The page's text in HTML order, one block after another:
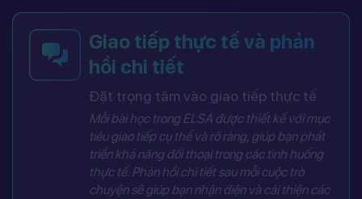
Giao tiếp thực tế và phản
hồi chi tiết
Đặt trọng tâm vào giao tiếp thực tế
Mỗi bài học trong ELSA được thiết kế với mục
tiêu giao tiếp cụ thể và rõ ràng, giúp bạn phát
triển khả năng đối thoại trong các tình huống
thực tế. Phản hồi chi tiết sau mỗi cuộc trò
chuyện sẽ giúp bạn nhận diện và cải thiện các